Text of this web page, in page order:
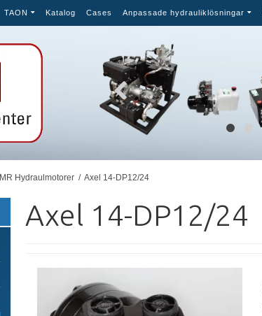
TAON Katalog Cases Anpassade hydrauliklösningar
MR Hydraulmotorer / Axel 14-DP12/24
Axel 14-DP12/24